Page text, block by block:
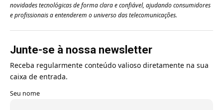
novidades tecnológicas de forma clara e confiável, ajudando consumidores
e profissionais a entenderem o universo das telecomunicações.
Junte-se à nossa newsletter
Receba regularmente conteúdo valioso diretamente na sua
caixa de entrada.
Seu nome